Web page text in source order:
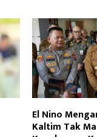
El Nino
Kaltim Tak